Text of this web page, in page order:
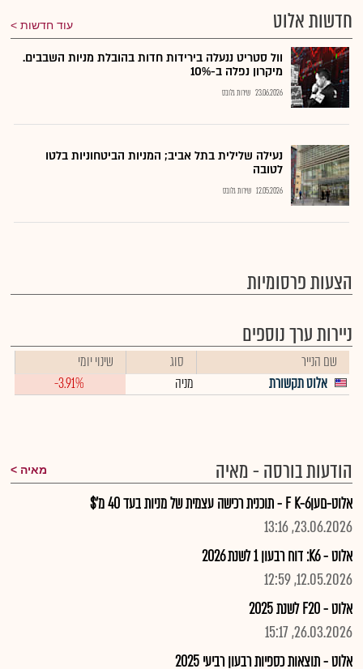
חדשות אלוט עוד חדשות
וול סטריט ננעלה בירידות חדות בהובלת מניות השבבים.
מיקרון נפלה ב-10%
23.06.2026 שירות גלובס
נעילה שלילית בתל אביב; המניות הביטחוניות בלטו
לטובה
12.05.2026 שירות גלובס
הצעות פרסומיות
ניירות ערך נוספים
שם הנייר סוג
שינוי יומי
אלוט תקשורת
מניה -3.91%
הודעות בורסה - מאיה מאיה
אלוט-םעןF K-6 - תוכנית רכישה עצמית של מניות בעד 40 מ'$
23.06.2026, 13:16
אלוט - K6: דוח רבעון 1 לשנת 2026
12.05.2026, 12:59
אלוט - F20 לשנת 2025
26.03.2026, 15:17
אלוט - תוצאות כספיות רבעון רביעי 2025